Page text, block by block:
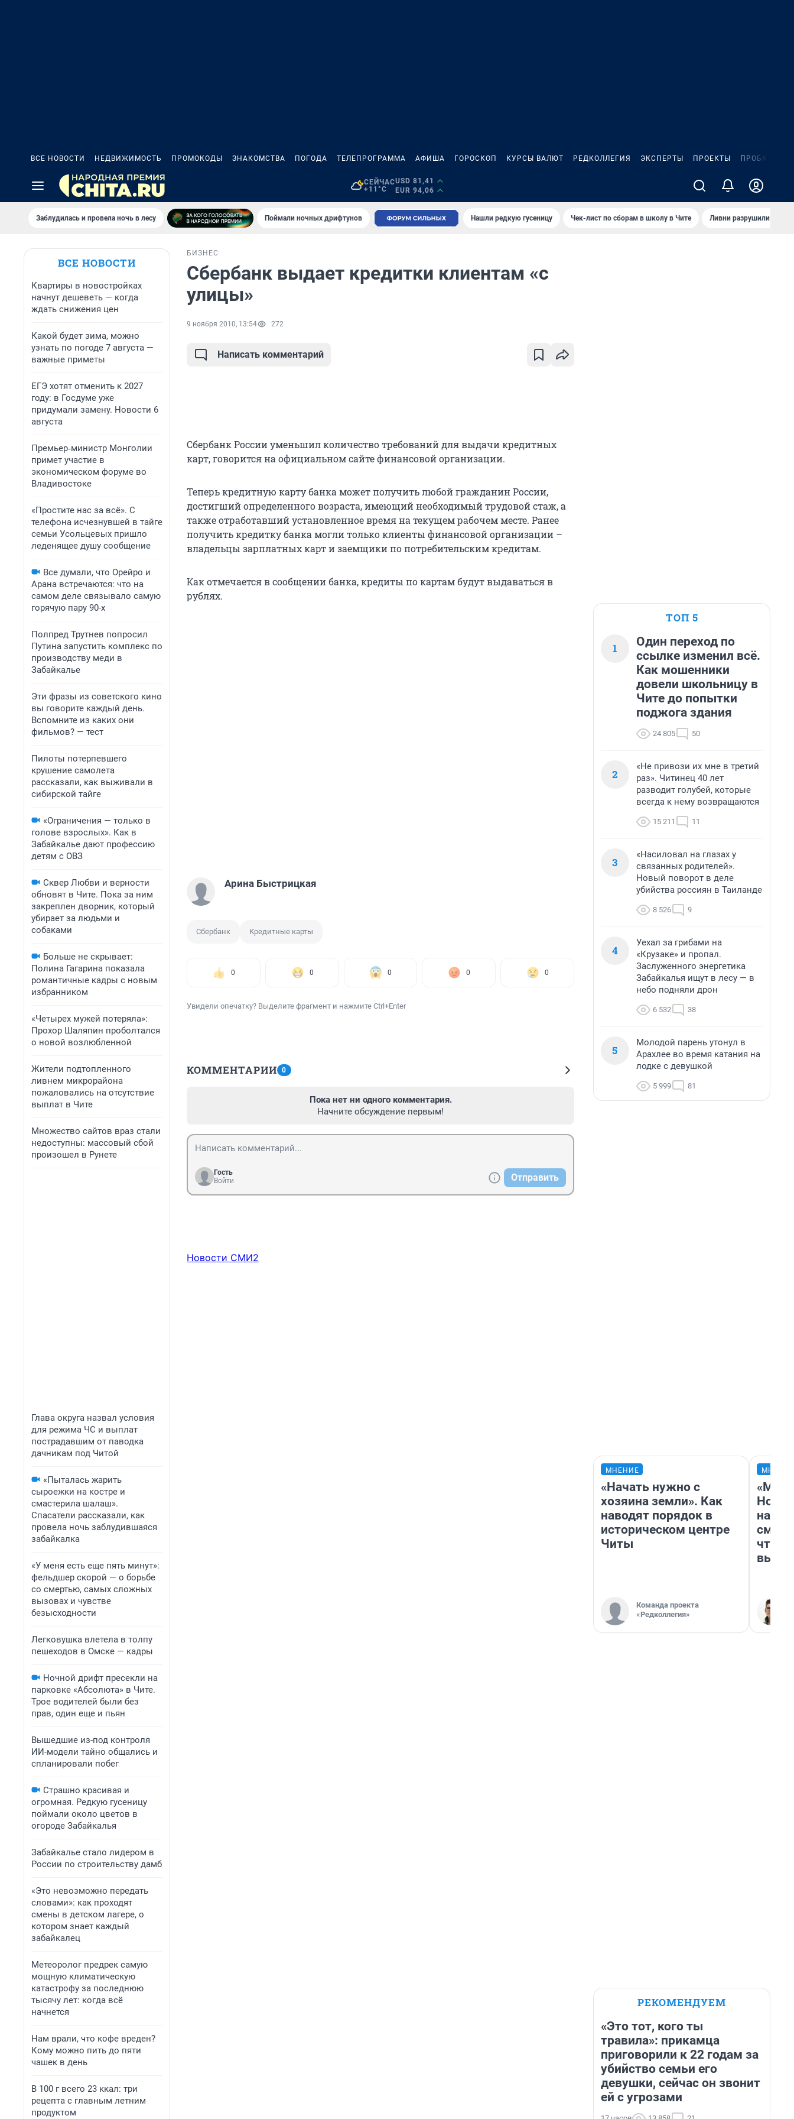
ВСЕ НОВОСТИ НЕДВИЖИМОСТЬ ПРОМОКОДЫ ЗНАКОМСТВА ПОГОДА ТЕЛЕПРОГРАММА АФИША ГОРОСКОП КУРСЫ ВАЛЮТ РЕДКОЛЛЕГИЯ ЭКСПЕРТЫ ПРОЕКТЫ ПРОБКИ
СЕЙЧАС
+11°C
USD 81,41
EUR 94,06
Заблудилась и провела ночь в лесу Поймали ночных дрифтунов Нашли редкую гусеницу Чек-лист по сборам в школу в Чите Ливни разрушили
ВСЕ НОВОСТИ
Квартиры в новостройках
начнут дешеветь — когда
ждать снижения цен
Какой будет зима, можно
узнать по погоде 7 августа —
важные приметы
ЕГЭ хотят отменить к 2027
году: в Госдуме уже
придумали замену. Новости 6
августа
Премьер‑министр Монголии
примет участие в
экономическом форуме во
Владивостоке
«Простите нас за всё». С
телефона исчезнувшей в тайге
семьи Усольцевых пришло
леденящее душу сообщение
Все думали, что Орейро и
Арана встречаются: что на
самом деле связывало самую
горячую пару 90-х
Полпред Трутнев попросил
Путина запустить комплекс по
производству меди в
Забайкалье
Эти фразы из советского кино
вы говорите каждый день.
Вспомните из каких они
фильмов? — тест
Пилоты потерпевшего
крушение самолета
рассказали, как выживали в
сибирской тайге
«Ограничения — только в
голове взрослых». Как в
Забайкалье дают профессию
детям с ОВЗ
Сквер Любви и верности
обновят в Чите. Пока за ним
закреплен дворник, который
убирает за людьми и
собаками
Больше не скрывает:
Полина Гагарина показала
романтичные кадры с новым
избранником
«Четырех мужей потеряла»:
Прохор Шаляпин проболтался
о новой возлюбленной
Жители подтопленного
ливнем микрорайона
пожаловались на отсутствие
выплат в Чите
Множество сайтов враз стали
недоступны: массовый сбой
произошел в Рунете
Глава округа назвал условия
для режима ЧС и выплат
пострадавшим от паводка
дачникам под Читой
«Пыталась жарить
сыроежки на костре и
смастерила шалаш».
Спасатели рассказали, как
провела ночь заблудившаяся
забайкалка
«У меня есть еще пять минут»:
фельдшер скорой — о борьбе
со смертью, самых сложных
вызовах и чувстве
безысходности
Легковушка влетела в толпу
пешеходов в Омске — кадры
Ночной дрифт пресекли на
парковке «Абсолюта» в Чите.
Трое водителей были без
прав, один еще и пьян
Вышедшие из-под контроля
ИИ-модели тайно общались и
спланировали побег
Страшно красивая и
огромная. Редкую гусеницу
поймали около цветов в
огороде Забайкалья
Забайкалье стало лидером в
России по строительству дамб
«Это невозможно передать
словами»: как проходят
смены в детском лагере, о
котором знает каждый
забайкалец
Метеоролог предрек самую
мощную климатическую
катастрофу за последнюю
тысячу лет: когда всё
начнется
Нам врали, что кофе вреден?
Кому можно пить до пяти
чашек в день
В 100 г всего 23 ккал: три
рецепта с главным летним
продуктом
БИЗНЕС
Сбербанк выдает кредитки клиентам «с
улицы»
9 ноября 2010, 13:54 272
Написать комментарий
Сбербанк России уменьшил количество требований для выдачи кредитных
карт, говорится на официальном сайте финансовой организации.
Теперь кредитную карту банка может получить любой гражданин России,
достигший определенного возраста, имеющий необходимый трудовой стаж, а
также отработавший установленное время на текущем рабочем месте. Ранее
получить кредитку банка могли только клиенты финансовой организации –
владельцы зарплатных карт и заемщики по потребительским кредитам.
Как отмечается в сообщении банка, кредиты по картам будут выдаваться в
рублях.
Арина Быстрицкая
Сбербанк Кредитные карты
0 0 0 0 0
Увидели опечатку? Выделите фрагмент и нажмите Ctrl+Enter
КОММЕНТАРИИ 0
Пока нет ни одного комментария.
Начните обсуждение первым!
Гость
Войти
Отправить
Новости СМИ2
ТОП 5
1
Один переход по
ссылке изменил всё.
Как мошенники
довели школьницу в
Чите до попытки
поджога здания
24 805 50
2
«Не привози их мне в третий
раз». Читинец 40 лет
разводит голубей, которые
всегда к нему возвращаются
15 211 11
3
«Насиловал на глазах у
связанных родителей».
Новый поворот в деле
убийства россиян в Таиланде
8 526 9
4
Уехал за грибами на
«Крузаке» и пропал.
Заслуженного энергетика
Забайкалья ищут в лесу — в
небо подняли дрон
6 532 38
5
Молодой парень утонул в
Арахлее во время катания на
лодке с девушкой
5 999 81
МНЕНИЕ
«Начать нужно с
хозяина земли». Как
наводят порядок в
историческом центре
Читы
Команда проекта
«Редколлегия»
«Мы
РЕКОМЕНДУЕМ
«Это тот, кого ты
травила»: прикамца
приговорили к 22 годам за
убийство семьи его
девушки, сейчас он звонит
ей с угрозами